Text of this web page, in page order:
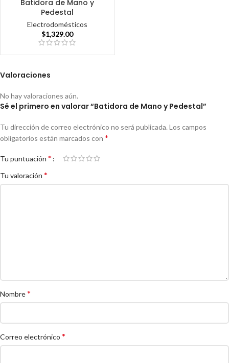
Batidora de Mano y
Pedestal
Electrodomésticos
$1,329.00
Valoraciones
No hay valoraciones aún.
Sé el primero en valorar “Batidora de Mano y Pedestal”
Tu dirección de correo electrónico no será publicada. Los campos
obligatorios están marcados con *
Tu puntuación *
Tu valoración *
Nombre*
Correo electrónico *